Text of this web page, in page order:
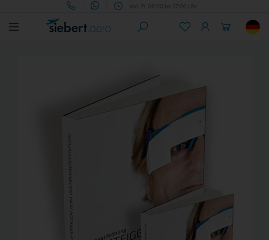
Mo.-Fr. 09:00 bis 17:00 Uhr